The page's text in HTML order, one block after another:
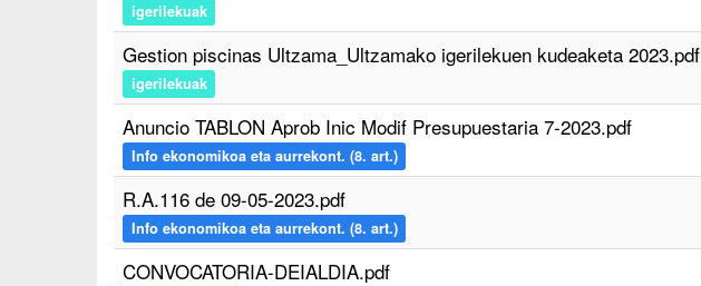
igerilekuak
Gestion piscinas Ultzama_Ultzamako igerilekuen kudeaketa 2023.pdf
igerilekuak
Anuncio TABLON Aprob Inic Modif Presupuestaria 7-2023.pdf
Info ekonomikoa eta aurrekont. (8. art.)
R.A.116 de 09-05-2023.pdf
Info ekonomikoa eta aurrekont. (8. art.)
CONVOCATORIA-DEIALDIA.pdf